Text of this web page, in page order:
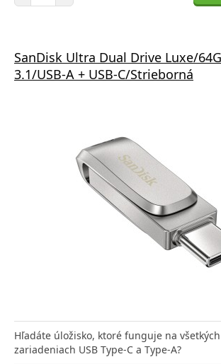
SanDisk Ultra Dual Drive Luxe/
3.1/USB-A + USB-C/Strieborná
Hľadáte úložisko, ktoré funguje na
zariadeniach USB Type-C a Type-A?